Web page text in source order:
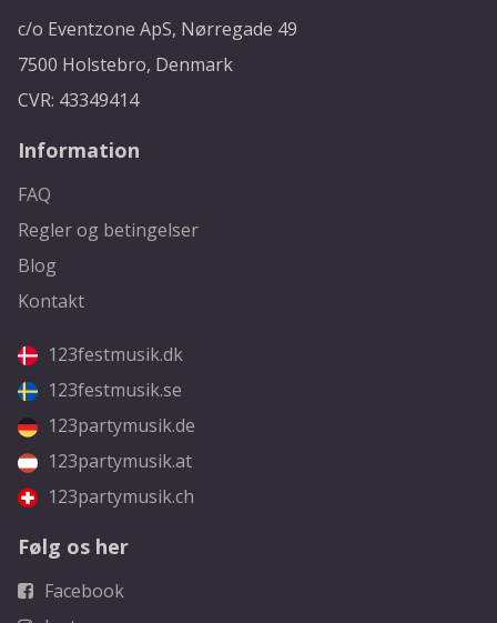
c/o Eventzone ApS, Nørregade 49
7500 Holstebro, Denmark
CVR: 43349414
Information
FAQ
Regler og betingelser
Blog
Kontakt
123festmusik.dk
123festmusik.se
123partymusik.de
123partymusik.at
123partymusik.ch
Følg os her
Facebook